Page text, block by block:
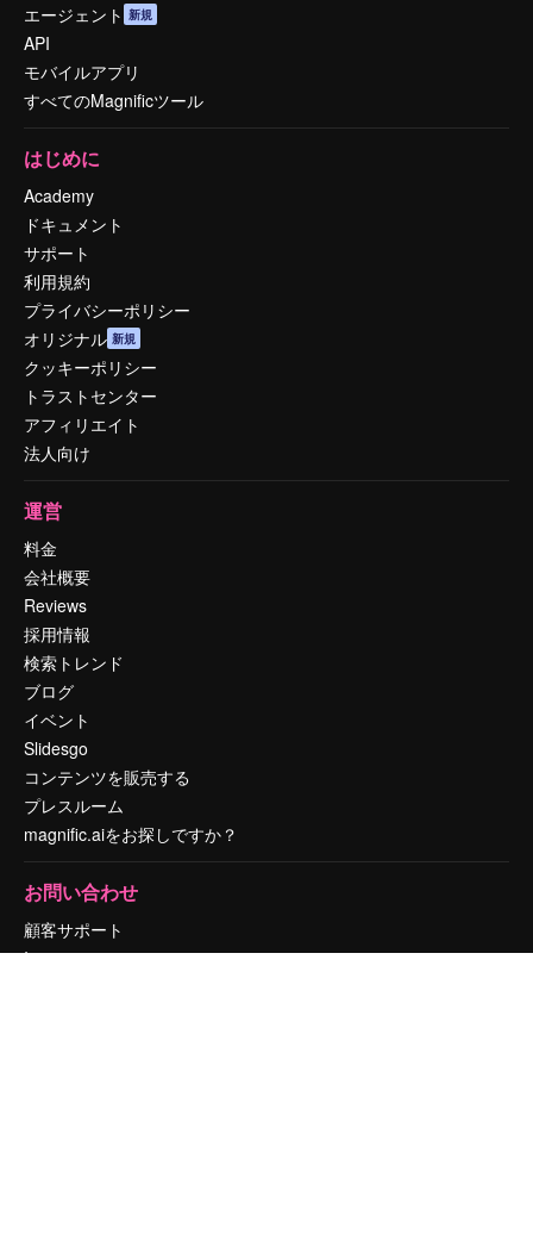
エージェント 新規
API
モバイルアプリ
すべてのMagnificツール
はじめに
Academy
ドキュメント
サポート
利用規約
プライバシーポリシー
オリジナル 新規
クッキーポリシー
トラストセンター
アフィリエイト
法人向け
運営
料金
会社概要
Reviews
採用情報
検索トレンド
ブログ
イベント
Slidesgo
コンテンツを販売する
プレスルーム
magnific.aiをお探しですか？
お問い合わせ
顧客サポート
Instagram